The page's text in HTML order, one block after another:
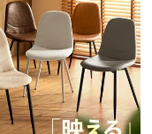
ト式。専門の工具無しで